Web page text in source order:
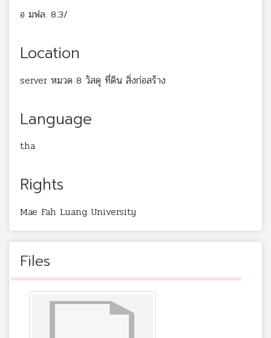
อ มฟล. 8.3/
Location
server หมวด 8 วัสดุ ที่ดิน สิ่งก่อสร้าง
Language
tha
Rights
Mae Fah Luang University
Files